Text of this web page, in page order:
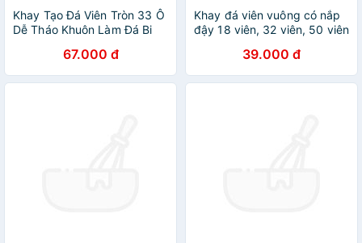
Khay Tạo Đá Viên Tròn 33 Ô
Dễ Tháo Khuôn Làm Đá Bi
67.000 đ
Khay đá viên vuông có nắp
đậy 18 viên, 32 viên, 50 viên
39.000 đ